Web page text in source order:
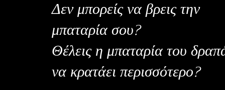
Δεν μπορείς να βρεις την
μπαταρία σου?
Θέλεις η μπαταρία του
να κρατάει περισσότερο?